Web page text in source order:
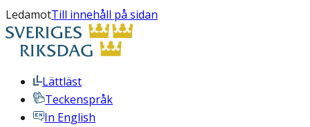
LedamotTill innehåll på sidan
Lättläst
Teckenspråk
In English